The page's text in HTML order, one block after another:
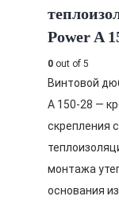
Power A
0 out of 5
Винтовой
A 150-28 —
скрепления
монтажа
основания из